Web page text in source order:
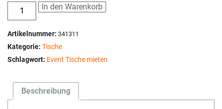
In den Warenkorb
Artikelnummer: 341311
Kategorie: Tische
Schlagwort: Event Tische mieten
Beschreibung